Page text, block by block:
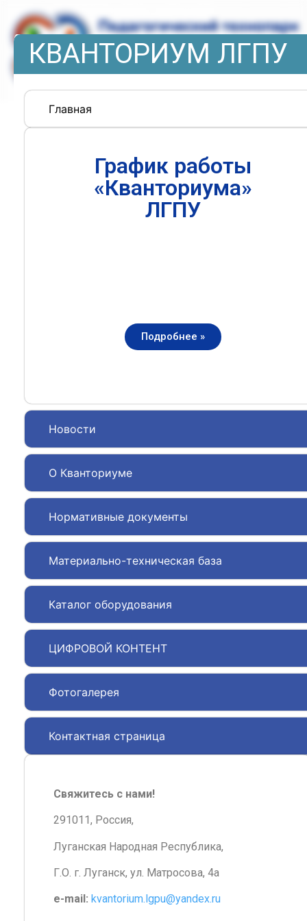
КВАНТОРИУМ ЛГПУ
Главная
Новости
О Кванториуме
Нормативные документы
Материально-техническая база
Каталог оборудования
ЦИФРОВОЙ КОНТЕНТ
Фотогалерея
Контактная страница
График работы
«Кванториума»
ЛГПУ
Подробнее »
Свяжитесь с нами!
291011, Россия,
Луганская Народная Республика,
Г.О. г. Луганск, ул. Матросова, 4а
e-mail: kvantorium.lgpu@yandex.ru